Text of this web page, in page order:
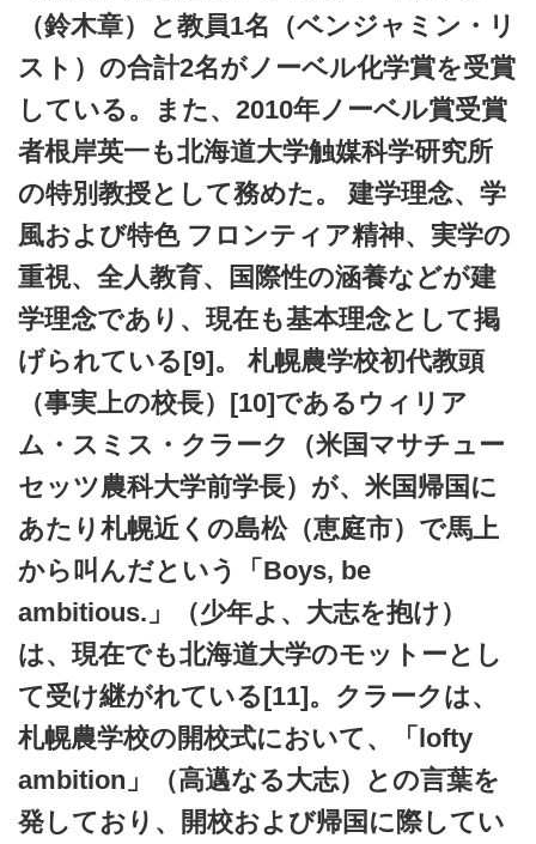
（鈴木章）と教員1名（ベンジャミン・リ
スト）の合計2名がノーベル化学賞を受賞
している。また、2010年ノーベル賞受賞
者根岸英一も北海道大学触媒科学研究所
の特別教授として務めた。 建学理念、学
風および特色 フロンティア精神、実学の
重視、全人教育、国際性の涵養などが建
学理念であり、現在も基本理念として掲
げられている[9]。 札幌農学校初代教頭
（事実上の校長）[10]であるウィリア
ム・スミス・クラーク（米国マサチュー
セッツ農科大学前学長）が、米国帰国に
あたり札幌近くの島松（恵庭市）で馬上
から叫んだという「Boys, be
ambitious.」（少年よ、大志を抱け）
は、現在でも北海道大学のモットーとし
て受け継がれている[11]。クラークは、
札幌農学校の開校式において、「lofty
ambition」（高邁なる大志）との言葉を
発しており、開校および帰国に際してい